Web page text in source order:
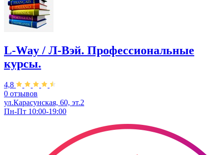
L-Way / Л-Вэй. Профессиональные
курсы.
4,8
0 отзывов
ул.Карасунская, 60, эт.2
Пн-Пт 10:00-19:00